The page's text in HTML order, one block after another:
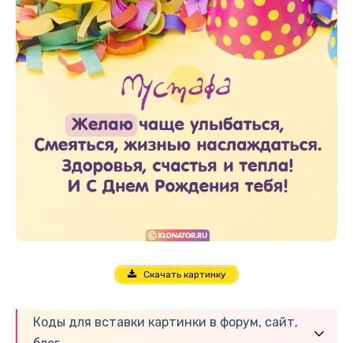
Скачать картинку
Коды для вставки картинки в форум, сайт,